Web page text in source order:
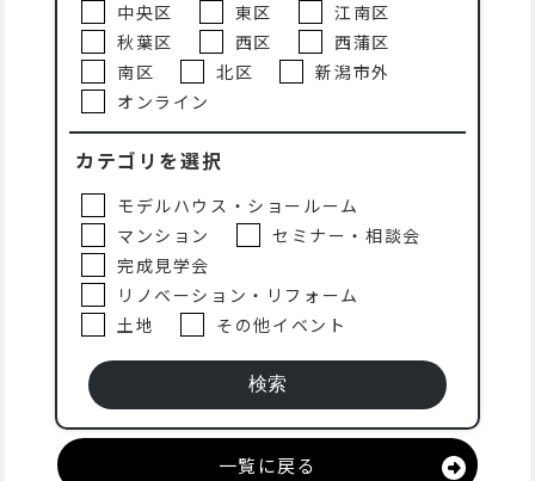
中央区 東区
江南区
秋葉区
西区
西蒲区
南区
北区
新潟市外
オンライン
カテゴリを選択
モデルハウス・ショールーム
マンション
セミナー・相談会
完成見学会
リノベーション・リフォーム
土地
その他イベント
一覧に戻る